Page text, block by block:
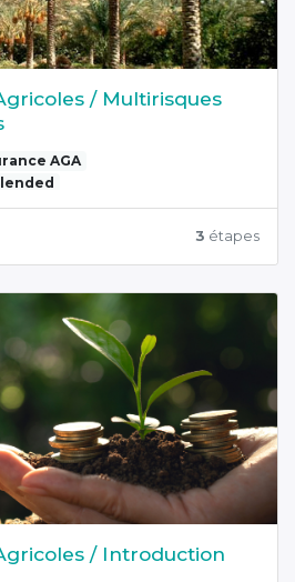
/ Multirisques
AGA
3 étapes
/ Introduction